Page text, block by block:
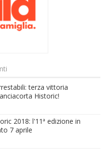
terza vittoria
Historic!
2018: l'11ª edizione in
7 aprile